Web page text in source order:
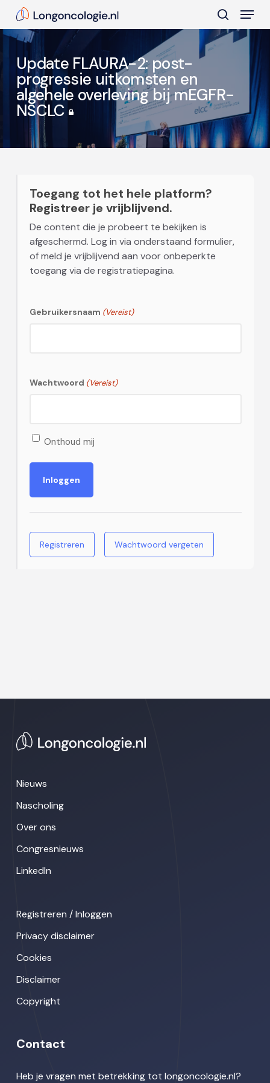
main
search
Menu
Update FLAURA-2: post-
progressie uitkomsten en
algehele overleving bij mEGFR-
NSCLC
Toegang tot het hele platform?
Registreer je vrijblijvend.
De content die je probeert te bekijken is
afgeschermd. Log in via onderstaand formulier,
of meld je vrijblijvend aan voor onbeperkte
toegang via de registratiepagina.
Gebruikersnaam (Vereist)
Wachtwoord (Vereist)
Onthoud mij
Registreren Wachtwoord vergeten
Nieuws
Nascholing
Over ons
Congresnieuws
LinkedIn
Registreren / Inloggen
Privacy disclaimer
Cookies
Disclaimer
Copyright
Contact
Heb je vragen met betrekking tot longoncologie.nl?
Close
Menu